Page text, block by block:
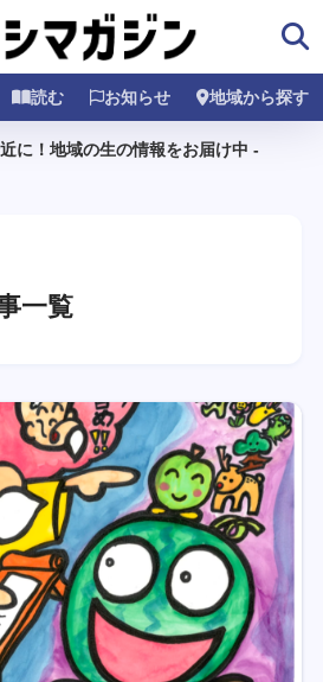
読む お知らせ 地域から探す
に！地域の生の情報をお届け中 -
一覧